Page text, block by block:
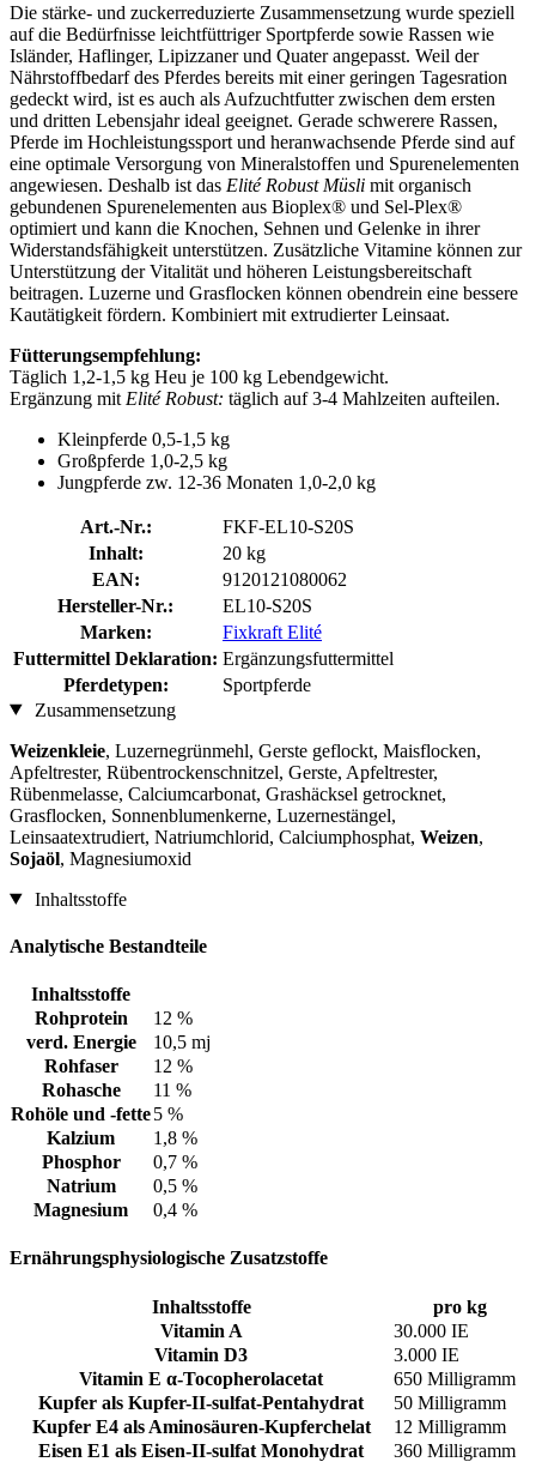
Die stärke- und zuckerreduzierte Zusammensetzung wurde speziell
auf die Bedürfnisse leichtfüttriger Sportpferde sowie Rassen wie
Isländer, Haflinger, Lipizzaner und Quater angepasst. Weil der
Nährstoffbedarf des Pferdes bereits mit einer geringen Tagesration
gedeckt wird, ist es auch als Aufzuchtfutter zwischen dem ersten
und dritten Lebensjahr ideal geeignet. Gerade schwerere Rassen,
Pferde im Hochleistungssport und heranwachsende Pferde sind auf
eine optimale Versorgung von Mineralstoffen und Spurenelementen
angewiesen. Deshalb ist das Elité Robust Müsli mit organisch
gebundenen Spurenelementen aus Bioplex® und Sel-Plex®
optimiert und kann die Knochen, Sehnen und Gelenke in ihrer
Widerstandsfähigkeit unterstützen. Zusätzliche Vitamine können zur
Unterstützung der Vitalität und höheren Leistungsbereitschaft
beitragen. Luzerne und Grasflocken können obendrein eine bessere
Kautätigkeit fördern. Kombiniert mit extrudierter Leinsaat.
Fütterungsempfehlung:
Täglich 1,2-1,5 kg Heu je 100 kg Lebendgewicht.
Ergänzung mit Elité Robust: täglich auf 3-4 Mahlzeiten aufteilen.
Kleinpferde 0,5-1,5 kg
Großpferde 1,0-2,5 kg
Jungpferde zw. 12-36 Monaten 1,0-2,0 kg
Art.-Nr.:
FKF-EL10-S20S
Inhalt:
20 kg
EAN:
9120121080062
Hersteller-Nr.:
EL10-S20S
Marken:
Fixkraft Elité
Futtermittel Deklaration: Ergänzungsfuttermittel
Pferdetypen:
Sportpferde
Zusammensetzung
Weizenkleie, Luzernegrünmehl, Gerste geflockt, Maisflocken,
Apfeltrester, Rübentrockenschnitzel, Gerste, Apfeltrester,
Rübenmelasse, Calciumcarbonat, Grashäcksel getrocknet,
Grasflocken, Sonnenblumenkerne, Luzernestängel,
Leinsaatextrudiert, Natriumchlorid, Calciumphosphat, Weizen,
Sojaöl, Magnesiumoxid
Inhaltsstoffe
Analytische Bestandteile
Inhaltsstoffe
Rohprotein
12 %
verd. Energie
10,5 mj
Rohfaser
12 %
Rohasche
11 %
Rohöle und -fette5 %
Kalzium
1,8 %
Phosphor
0,7 %
Natrium
0,5 %
Magnesium
0,4 %
Ernährungsphysiologische Zusatzstoffe
Inhaltsstoffe
pro kg
Vitamin A
30.000 IE
Vitamin D3
3.000 IE
Vitamin E α-Tocopherolacetat
650 Milligramm
Kupfer als Kupfer-II-sulfat-Pentahydrat
50 Milligramm
Kupfer E4 als Aminosäuren-Kupferchelat
12 Milligramm
Eisen E1 als Eisen-II-sulfat Monohydrat
360 Milligramm